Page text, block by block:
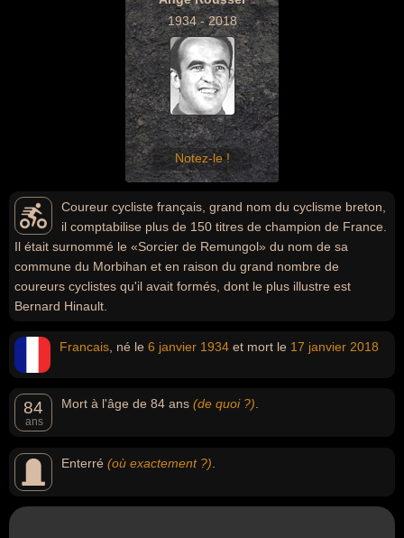
1934 - 2018
Notez-le !
Coureur cycliste français, grand nom du cyclisme breton,
il comptabilise plus de 150 titres de champion de France.
Il était surnommé le «Sorcier de Remungol» du nom de sa
commune du Morbihan et en raison du grand nombre de
coureurs cyclistes qu'il avait formés, dont le plus illustre est
Bernard Hinault.
Francais , né le 6 janvier 1934 et mort le 17 janvier 2018
84
ans
Mort à l'âge de 84 ans (de quoi ?)
Enterré (où exactement ?)